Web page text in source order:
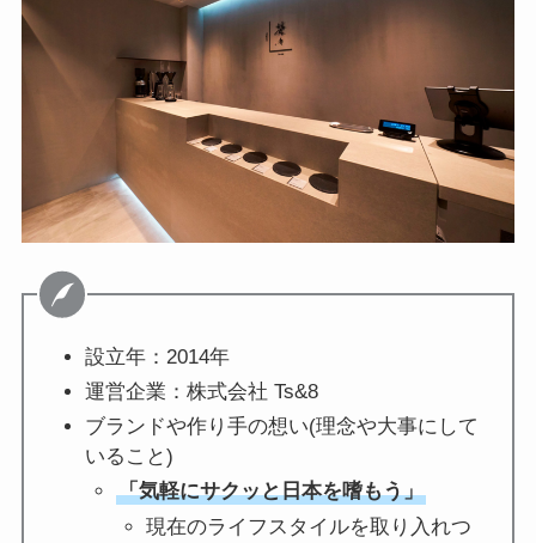
設立年：2014年
運営企業：株式会社 Ts&8
ブランドや作り手の想い(理念や大事にして
いること)
「気軽にサクッと日本を嗜もう」
現在のライフスタイルを取り入れつ